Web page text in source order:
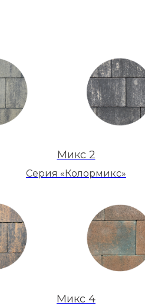
Микс 2
Серия «Колормикс»
Микс 4